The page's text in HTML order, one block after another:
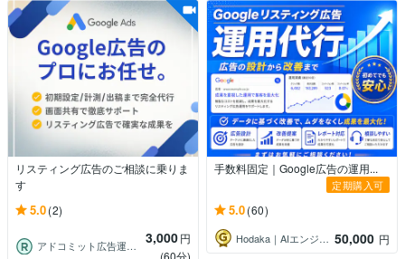
リスティング広告のご相談に乗りま
す
5.0(2)
アドコミット広告運用サポート 3,000円
手数料固定｜Google広告の運用...
定期購入可
5.0(60)
Hodaka｜AIエンジニア 50,000 円